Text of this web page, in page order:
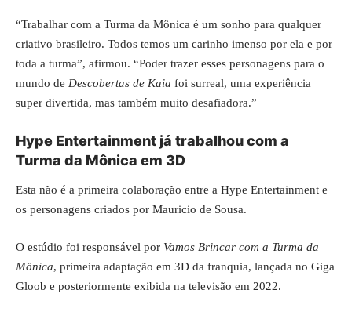
“Trabalhar com a Turma da Mônica é um sonho para qualquer
criativo brasileiro. Todos temos um carinho imenso por ela e por
toda a turma”, afirmou. “Poder trazer esses personagens para o
mundo de Descobertas de Kaia foi surreal, uma experiência
super divertida, mas também muito desafiadora.”
Hype Entertainment já trabalhou com a
Turma da Mônica em 3D
Esta não é a primeira colaboração entre a Hype Entertainment e
os personagens criados por Mauricio de Sousa.
O estúdio foi responsável por Vamos Brincar com a Turma da
Mônica, primeira adaptação em 3D da franquia, lançada no Giga
Gloob e posteriormente exibida na televisão em 2022.